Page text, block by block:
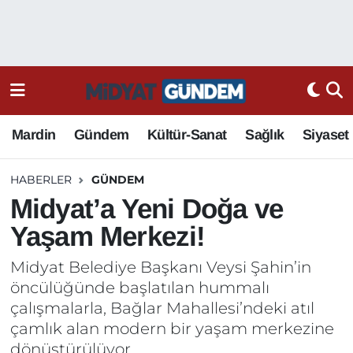
Mardin Gündem Kültür-Sanat Sağlık Siyaset
HABERLER GÜNDEM
Midyat’a Yeni Doğa ve
Yaşam Merkezi!
Midyat Belediye Başkanı Veysi Şahin’in
öncülüğünde başlatılan hummalı
çalışmalarla, Bağlar Mahallesi’ndeki atıl
çamlık alan modern bir yaşam merkezine
dönüştürülüyor.